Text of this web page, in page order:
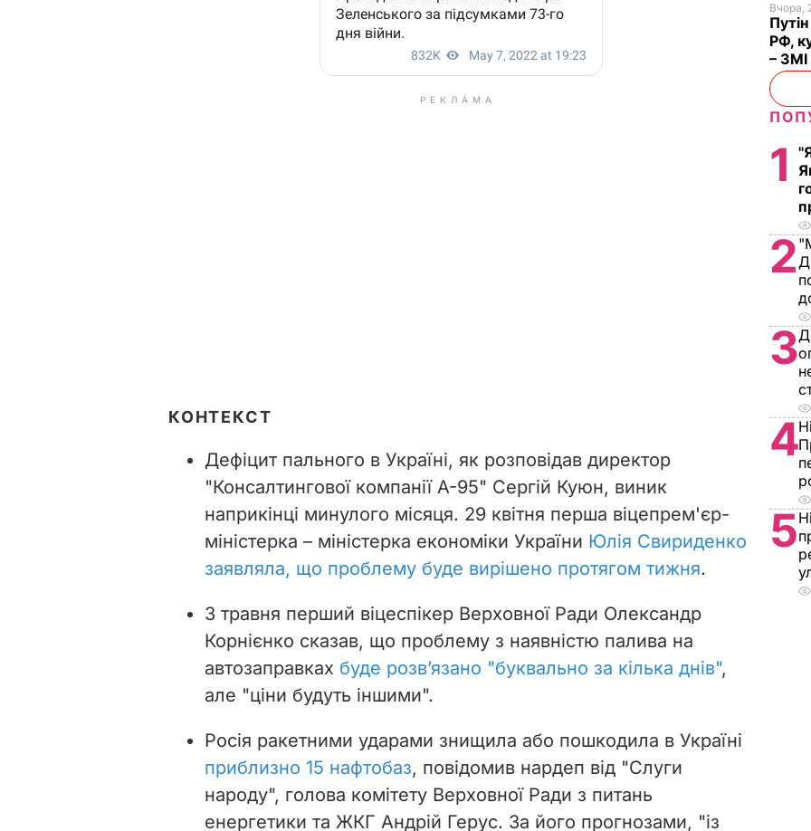
РЕКЛАМА
КОНТЕКСТ
Дефіцит пального в Україні, як розповідав директор
"Консалтингової компанії А-95" Сергій Куюн, виник
наприкінці минулого місяця. 29 квітня перша віцепрем'єр-
міністерка – міністерка економіки України Юлія Свириденко
заявляла, що проблему буде вирішено протягом тижня.
3 травня перший віцеспікер Верховної Ради Олександр
Корнієнко сказав, що проблему з наявністю палива на
автозаправках буде розв’язано "буквально за кілька днів",
але "ціни будуть іншими".
Росія ракетними ударами знищила або пошкодила в Україні
приблизно 15 нафтобаз, повідомив нардеп від "Слуги
народу", голова комітету Верховної Ради з питань
енергетики та ЖКГ Андрій Герус. За його прогнозами, "із
Вчора,
РФ,
– ЗМІ
1
2
3
4
5